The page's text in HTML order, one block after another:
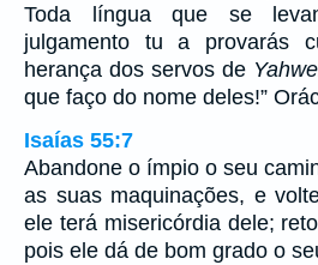
Toda língua que se
julgamento tu a provarás
herança dos servos de
que faço do nome deles!”
Isaías 55:7
Abandone o ímpio o seu
as suas maquinações, e
ele terá misericórdia dele;
pois ele dá de bom grado o